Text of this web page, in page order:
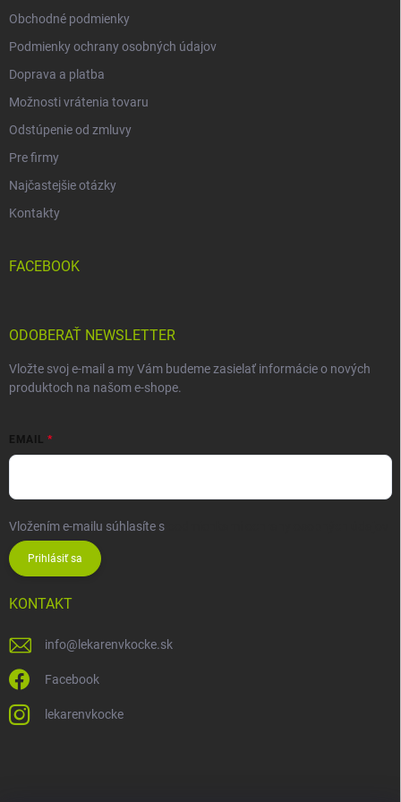
Obchodné podmienky
Podmienky ochrany osobných údajov
Doprava a platba
Možnosti vrátenia tovaru
Odstúpenie od zmluvy
Pre firmy
Najčastejšie otázky
Kontakty
FACEBOOK
ODOBERAŤ NEWSLETTER
Vložte svoj e-mail a my Vám budeme zasielať informácie o nových
produktoch na našom e-shope.
EMAIL
Vložením e-mailu súhlasíte s
Prihlásiť sa
KONTAKT
info@ lekarenvkocke.sk
Facebook
lekarenvkocke